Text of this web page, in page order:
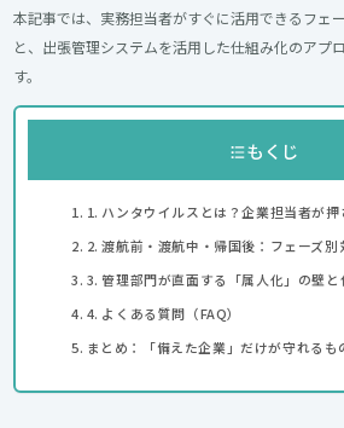
本記事では、実務担当者がすぐに活用できるフェ
と、出張管理システムを活用した仕組み化のアプ
す。
もくじ
1. ハンタウイルスとは？企業担当者が
2. 渡航前・渡航中・帰国後：フェーズ別
3. 管理部門が直面する「属人化」の壁
4. よくある質問（FAQ）
まとめ：「備えた企業」だけが守れるも